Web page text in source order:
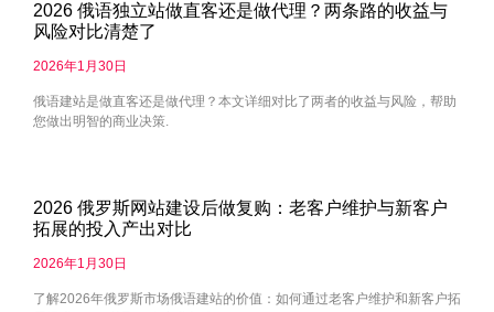
2026 俄语独立站做直客还是做代理？两条路的收益与
风险对比清楚了
2026年1月30日
俄语建站是做直客还是做代理？本文详细对比了两者的收益与风险，帮助
您做出明智的商业决策.
2026 俄罗斯网站建设后做复购：老客户维护与新客户
拓展的投入产出对比
2026年1月30日
了解2026年俄罗斯市场俄语建站的价值：如何通过老客户维护和新客户拓